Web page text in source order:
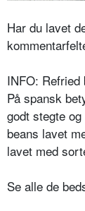
Har du lavet
INFO: Refried
På spansk
godt stegte
beans lavet
lavet med
Se alle de